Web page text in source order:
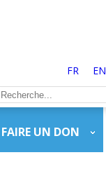
FR EN
FAIRE UN DON